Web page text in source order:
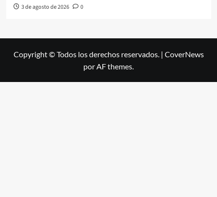
3 de agosto de 2026 0
Copyright © Todos los derechos reservados. | CoverNews
por AF themes.